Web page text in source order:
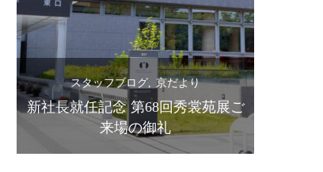
スタッフブログ 京だより
設立90周年 第67回秀裳苑展 ご来場
の御礼